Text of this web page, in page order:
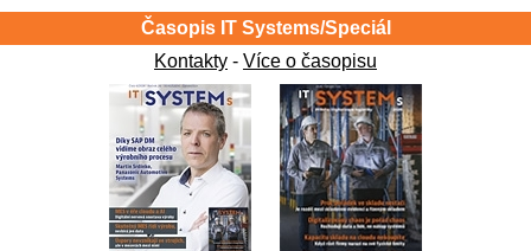
Časopis IT Systems/Speciál
Kontakty - Více o časopisu